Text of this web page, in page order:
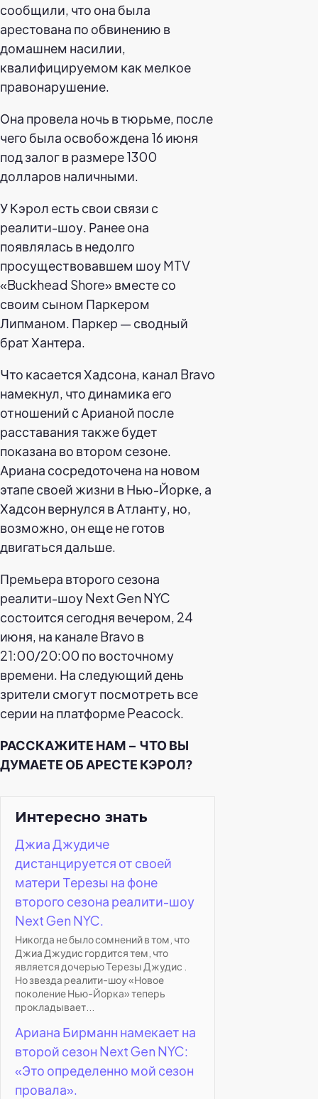
сообщили, что она была
арестована по обвинению в
домашнем насилии,
квалифицируемом как мелкое
правонарушение.
Она провела ночь в тюрьме, после
чего была освобождена 16 июня
под залог в размере 1300
долларов наличными.
У Кэрол есть свои связи с
реалити-шоу. Ранее она
появлялась в недолго
просуществовавшем шоу MTV
«Buckhead Shore» вместе со
своим сыном Паркером
Липманом. Паркер — сводный
брат Хантера.
Что касается Хадсона, канал Bravo
намекнул, что динамика его
отношений с Арианой после
расставания также будет
показана во втором сезоне.
Ариана сосредоточена на новом
этапе своей жизни в Нью-Йорке, а
Хадсон вернулся в Атланту, но,
возможно, он еще не готов
двигаться дальше.
Премьера второго сезона
реалити-шоу Next Gen NYC
состоится сегодня вечером, 24
июня, на канале Bravo в
21:00/20:00 по восточному
времени. На следующий день
зрители смогут посмотреть все
серии на платформе Peacock.
РАССКАЖИТЕ НАМ – ЧТО ВЫ
ДУМАЕТЕ ОБ АРЕСТЕ КЭРОЛ?
Интересно знать
Джиа Джудиче
дистанцируется от своей
матери Терезы на фоне
второго сезона реалити-шоу
Next Gen NYC.
Никогда не было сомнений в том, что
Джиа Джудис гордится тем, что
является дочерью Терезы Джудис .
Но звезда реалити-шоу «Новое
поколение Нью-Йорка» теперь
прокладывает...
Ариана Бирманн намекает на
второй сезон Next Gen NYC:
«Это определенно мой сезон
провала».